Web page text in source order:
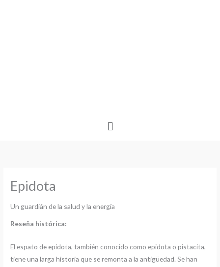
Menú
Epidota
Un guardián de la salud y la energía
Reseña histórica:
El espato de epidota, también conocido como epidota o pistacita,
tiene una larga historia que se remonta a la antigüedad. Se han